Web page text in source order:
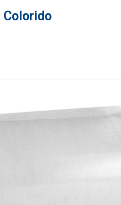
Colorido